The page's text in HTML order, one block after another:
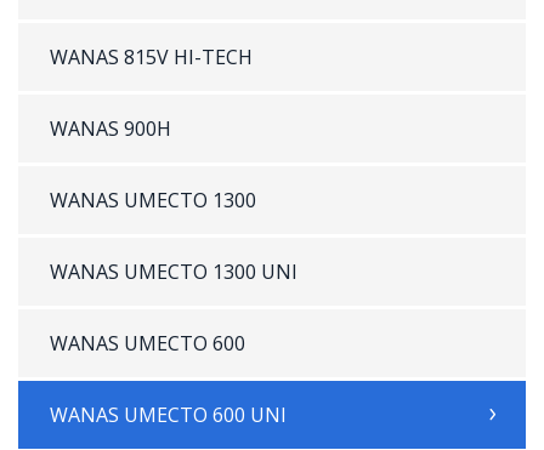
WANAS 815V HI-TECH
WANAS 900H
WANAS UMECTO 1300
WANAS UMECTO 1300 UNI
WANAS UMECTO 600
WANAS UMECTO 600 UNI